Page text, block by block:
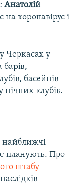
Анатолій
на коронавірус і
Черкасах у
барів,
басейнів
нічних клубів.
планують. Про
штабу